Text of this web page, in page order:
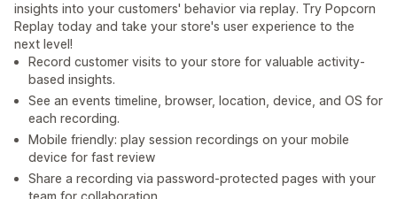
insights into your customers' behavior via replay. Try Popcorn
Replay today and take your store's user experience to the
next level!
Record customer visits to your store for valuable activity-
based insights.
See an events timeline, browser, location, device, and OS for
each recording.
Mobile friendly: play session recordings on your mobile
device for fast review
Share a recording via password-protected pages with your